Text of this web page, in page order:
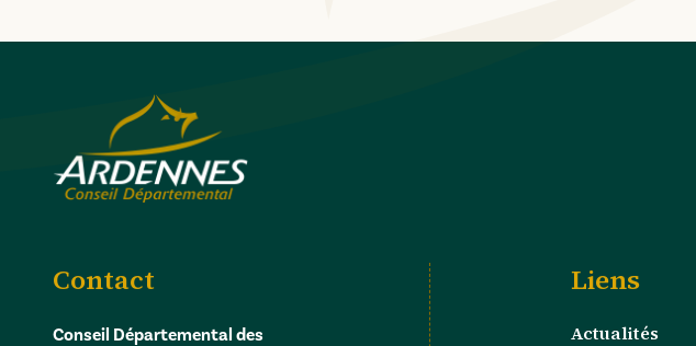
Contact
Conseil Départemental des
Liens
Actualités